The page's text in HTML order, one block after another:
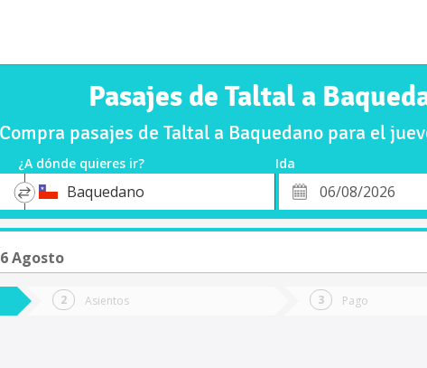
Pasajes de Taltal a
Compra pasajes de Taltal a Baquedano para el
¿A dónde quieres ir? Ida
*
DestinoBaquedano
Fecha
de
Agosto
Asientos Pago